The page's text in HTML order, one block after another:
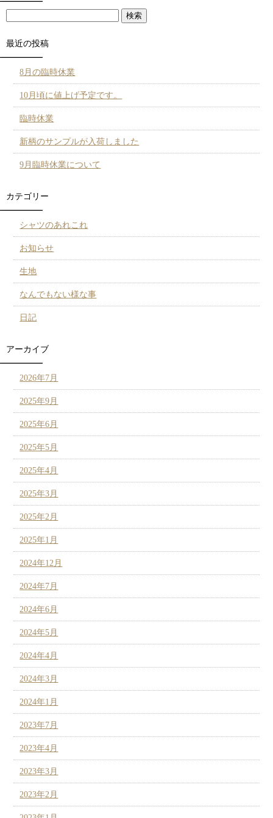
最近の投稿
8月の臨時休業
10月頃に値上げ予定です。
臨時休業
新柄のサンプルが入荷しました
9月臨時休業について
カテゴリー
シャツのあれこれ
お知らせ
生地
なんでもない様な事
日記
アーカイブ
2026年7月
2025年9月
2025年6月
2025年5月
2025年4月
2025年3月
2025年2月
2025年1月
2024年12月
2024年7月
2024年6月
2024年5月
2024年4月
2024年3月
2024年1月
2023年7月
2023年4月
2023年3月
2023年2月